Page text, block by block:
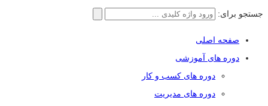
جستجو برای:
صفحه اصلی
دوره های آموزشی
دوره های کسب و کار
دوره های مدیریت